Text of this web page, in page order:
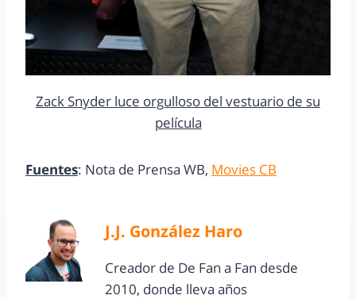
Zack Snyder luce orgulloso del vestuario de su
película
Fuentes: Nota de Prensa WB, Movies CB
J.J. González Haro
Creador de De Fan a Fan desde
2010, donde lleva años